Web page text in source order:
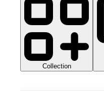
Collection